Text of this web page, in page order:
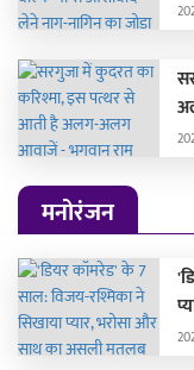
मनोरंजन